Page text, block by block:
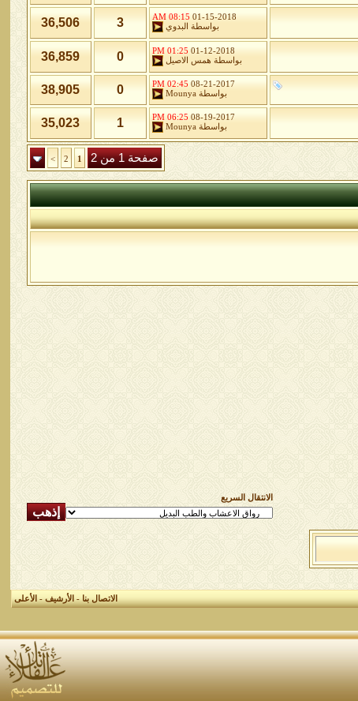
01-15-2018
08:15 AM
بواسطة
البدوي 3
36,506
01-12-2018
01:25 PM
بواسطة همس الاصيل 0
36,859
08-21-2017
02:45 PM
بواسطة Mounya
0
38,905
08-19-2017
06:25 PM
بواسطة Mounya
1
35,023
صفحة 1 من 2 1
2
>
الانتقال السريع
الاتصال بنا-الأرشيف-الأعلى